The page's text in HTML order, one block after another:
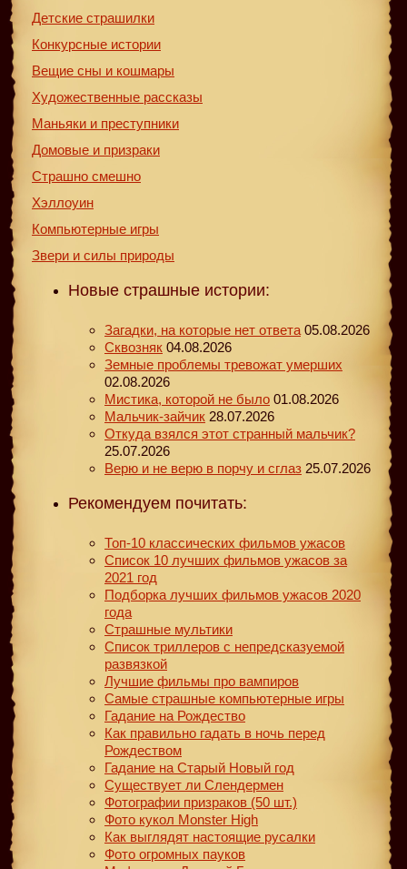
Детские страшилки
Конкурсные истории
Вещие сны и кошмары
Художественные рассказы
Маньяки и преступники
Домовые и призраки
Страшно смешно
Хэллоуин
Компьютерные игры
Звери и силы природы
Новые страшные истории:
Загадки, на которые нет ответа 05.08.2026
Сквозняк 04.08.2026
Земные проблемы тревожат умерших
02.08.2026
Мистика, которой не было 01.08.2026
Мальчик-зайчик 28.07.2026
Откуда взялся этот странный мальчик?
25.07.2026
Верю и не верю в порчу и сглаз 25.07.2026
Рекомендуем почитать:
Топ-10 классических фильмов ужасов
Список 10 лучших фильмов ужасов за
2021 год
Подборка лучших фильмов ужасов 2020
года
Страшные мультики
Список триллеров с непредсказуемой
развязкой
Лучшие фильмы про вампиров
Самые страшные компьютерные игры
Гадание на Рождество
Как правильно гадать в ночь перед
Рождеством
Гадание на Старый Новый год
Существует ли Слендермен
Фотографии призраков (50 шт.)
Фото кукол Monster High
Как выглядят настоящие русалки
Фото огромных пауков